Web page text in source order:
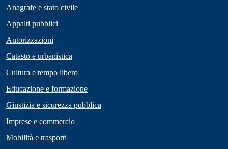
Anagrafe e stato civile
Appalti pubblici
Autorizzazioni
Catasto e urbanistica
Cultura e tempo libero
Educazione e formazione
Giustizia e sicurezza pubblica
Imprese e commercio
Mobilità e trasporti